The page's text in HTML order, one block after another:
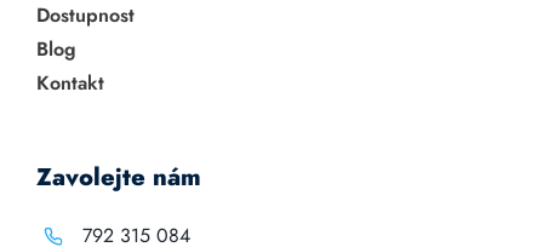
Dostupnost
Blog
Kontakt
Zavolejte nám
792 315 084